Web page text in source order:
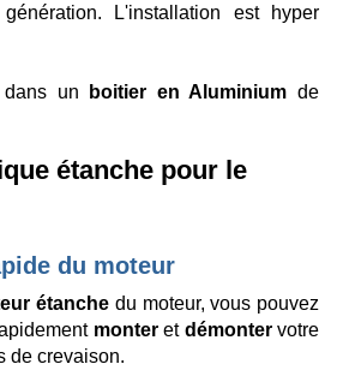
L'installation est hyper
dans un boitier en Aluminium de
étanche pour le
du moteur
étanche du moteur, vous pouvez
monteret démontervotre
de crevaison.